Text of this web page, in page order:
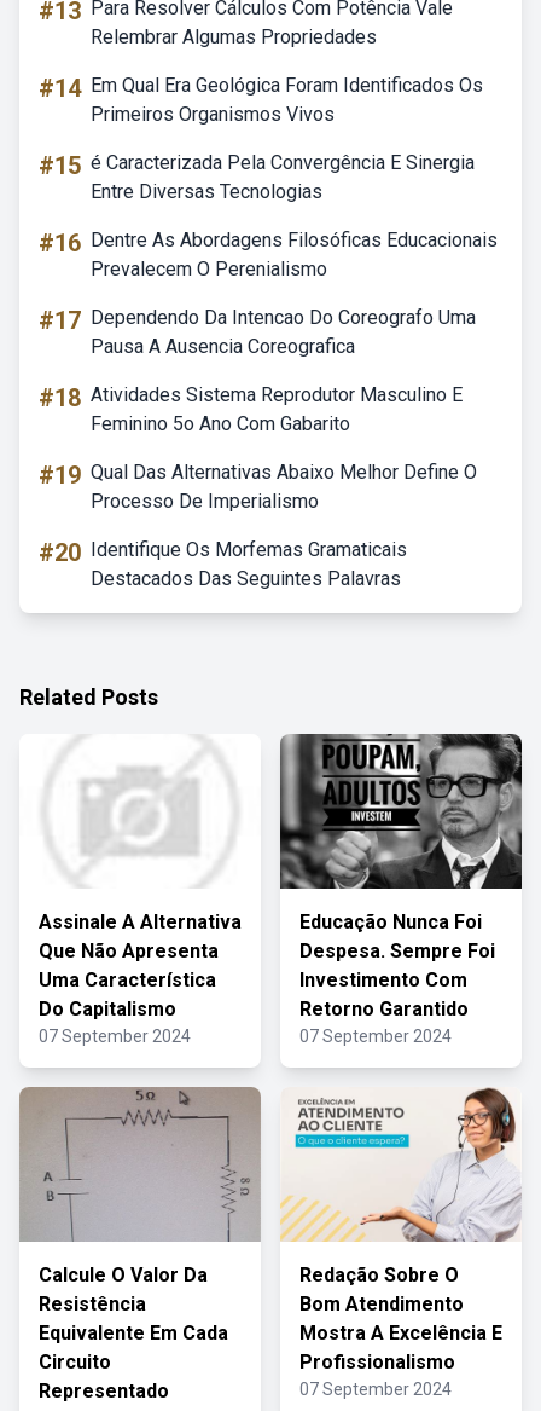
#13 Para Resolver Cálculos Com Potência Vale
Relembrar Algumas Propriedades
#14 Em Qual Era Geológica Foram Identificados Os
Primeiros Organismos Vivos
#15 é Caracterizada Pela Convergência E Sinergia
Entre Diversas Tecnologias
#16 Dentre As Abordagens Filosóficas Educacionais
Prevalecem O Perenialismo
#17 Dependendo Da Intencao Do Coreografo Uma
Pausa A Ausencia Coreografica
#18 Atividades Sistema Reprodutor Masculino E
Feminino 5o Ano Com Gabarito
#19 Qual Das Alternativas Abaixo Melhor Define O
Processo De Imperialismo
#20 Identifique Os Morfemas Gramaticais
Destacados Das Seguintes Palavras
Related Posts
Assinale A Alternativa
Que Não Apresenta
Uma Característica
Do Capitalismo
07 September 2024
Educação Nunca Foi
Despesa. Sempre Foi
Investimento Com
Retorno Garantido
07 September 2024
Calcule O Valor Da
Resistência
Equivalente Em Cada
Circuito
Representado
Redação Sobre O
Bom Atendimento
Mostra A Excelência E
Profissionalismo
07 September 2024